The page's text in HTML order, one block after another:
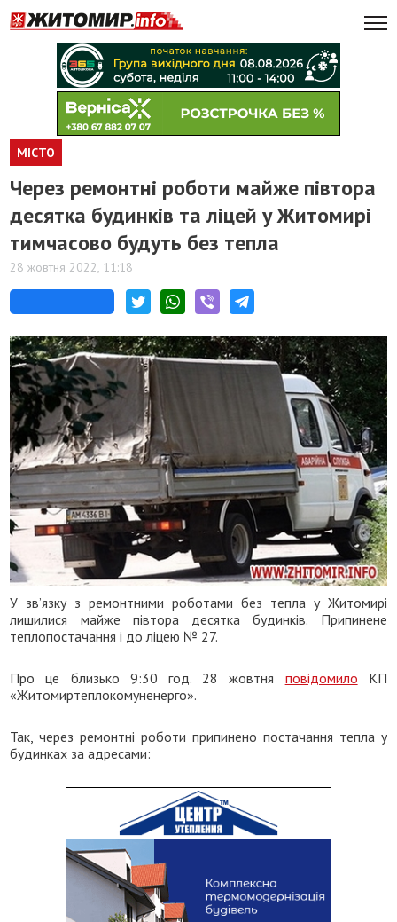
МІСТО
Через ремонтні роботи майже півтора
десятка будинків та ліцей у Житомирі
тимчасово будуть без тепла
28 жовтня 2022, 11:18
У зв’язку з ремонтними роботами без тепла у Житомирі
лишилися майже півтора десятка будинків. Припинене
теплопостачання і до ліцею № 27.
Про це близько 9:30 год. 28 жовтня повідомило КП
«Житомиртеплокомуненерго».
Так, через ремонтні роботи припинено постачання тепла у
будинках за адресами: